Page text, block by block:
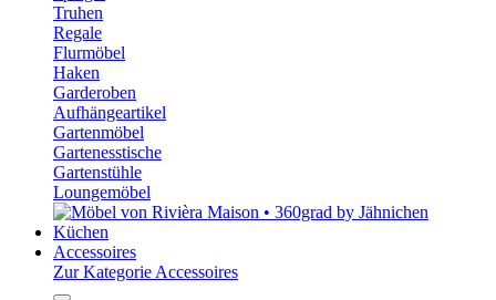
Truhen
Regale
Flurmöbel
Haken
Garderoben
Aufhängeartikel
Gartenmöbel
Gartenesstische
Gartenstühle
Loungemöbel
Küchen
Accessoires
Zur Kategorie Accessoires